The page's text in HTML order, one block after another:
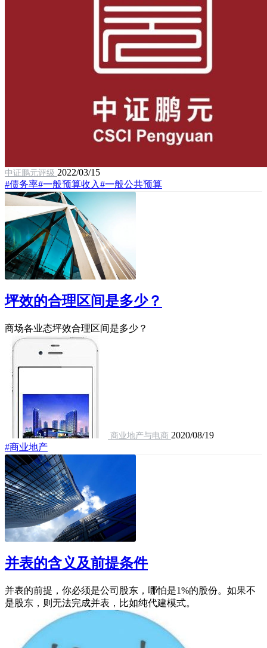
中证鹏元评级 2022/03/15
#债务率#一般预算收入#一般公共预算
坪效的合理区间是多少？
商场各业态坪效合理区间是多少？
商业地产与电商 2020/08/19
#商业地产
并表的含义及前提条件
并表的前提，你必须是公司股东，哪怕是1%的股份。如果不
是股东，则无法完成并表，比如纯代建模式。